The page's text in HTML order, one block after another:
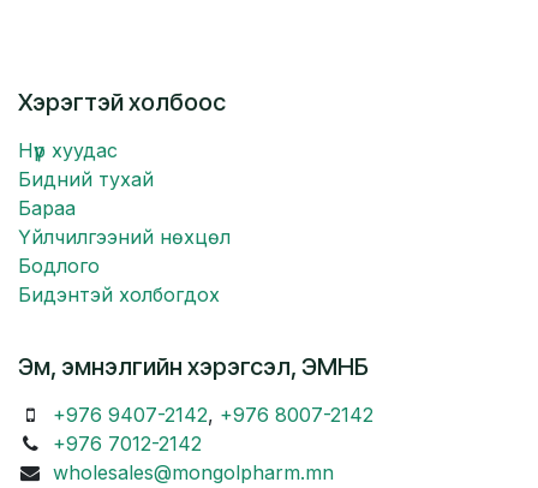
Хэрэгтэй холбоос
Нүүр хуудас
Бидний тухай
Бараа
Үйлчилгээний нөхцөл
Бодлого
Бидэнтэй холбогдох
Эм, эмнэлгийн хэрэгсэл, ЭМНБ
+976 9407-2142, +976 8007-2142
+976 7012-2142
wholesales@mongolpharm.mn